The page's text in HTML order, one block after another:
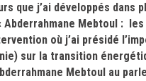
que j’ai développés
Abderrahmane Mebtoul :
où j’ai présidé
sur la transition
Mebtoul au